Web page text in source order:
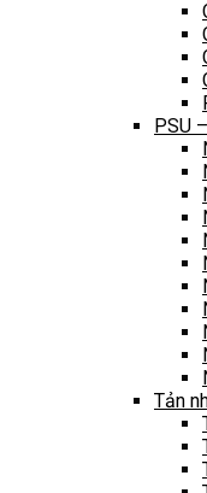
PSU
Tản